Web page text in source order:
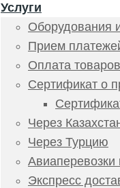
Услуги
Оборудования
Прием
Оплата товаров
Сертификат о
Через
Через Турцию
Экспресс